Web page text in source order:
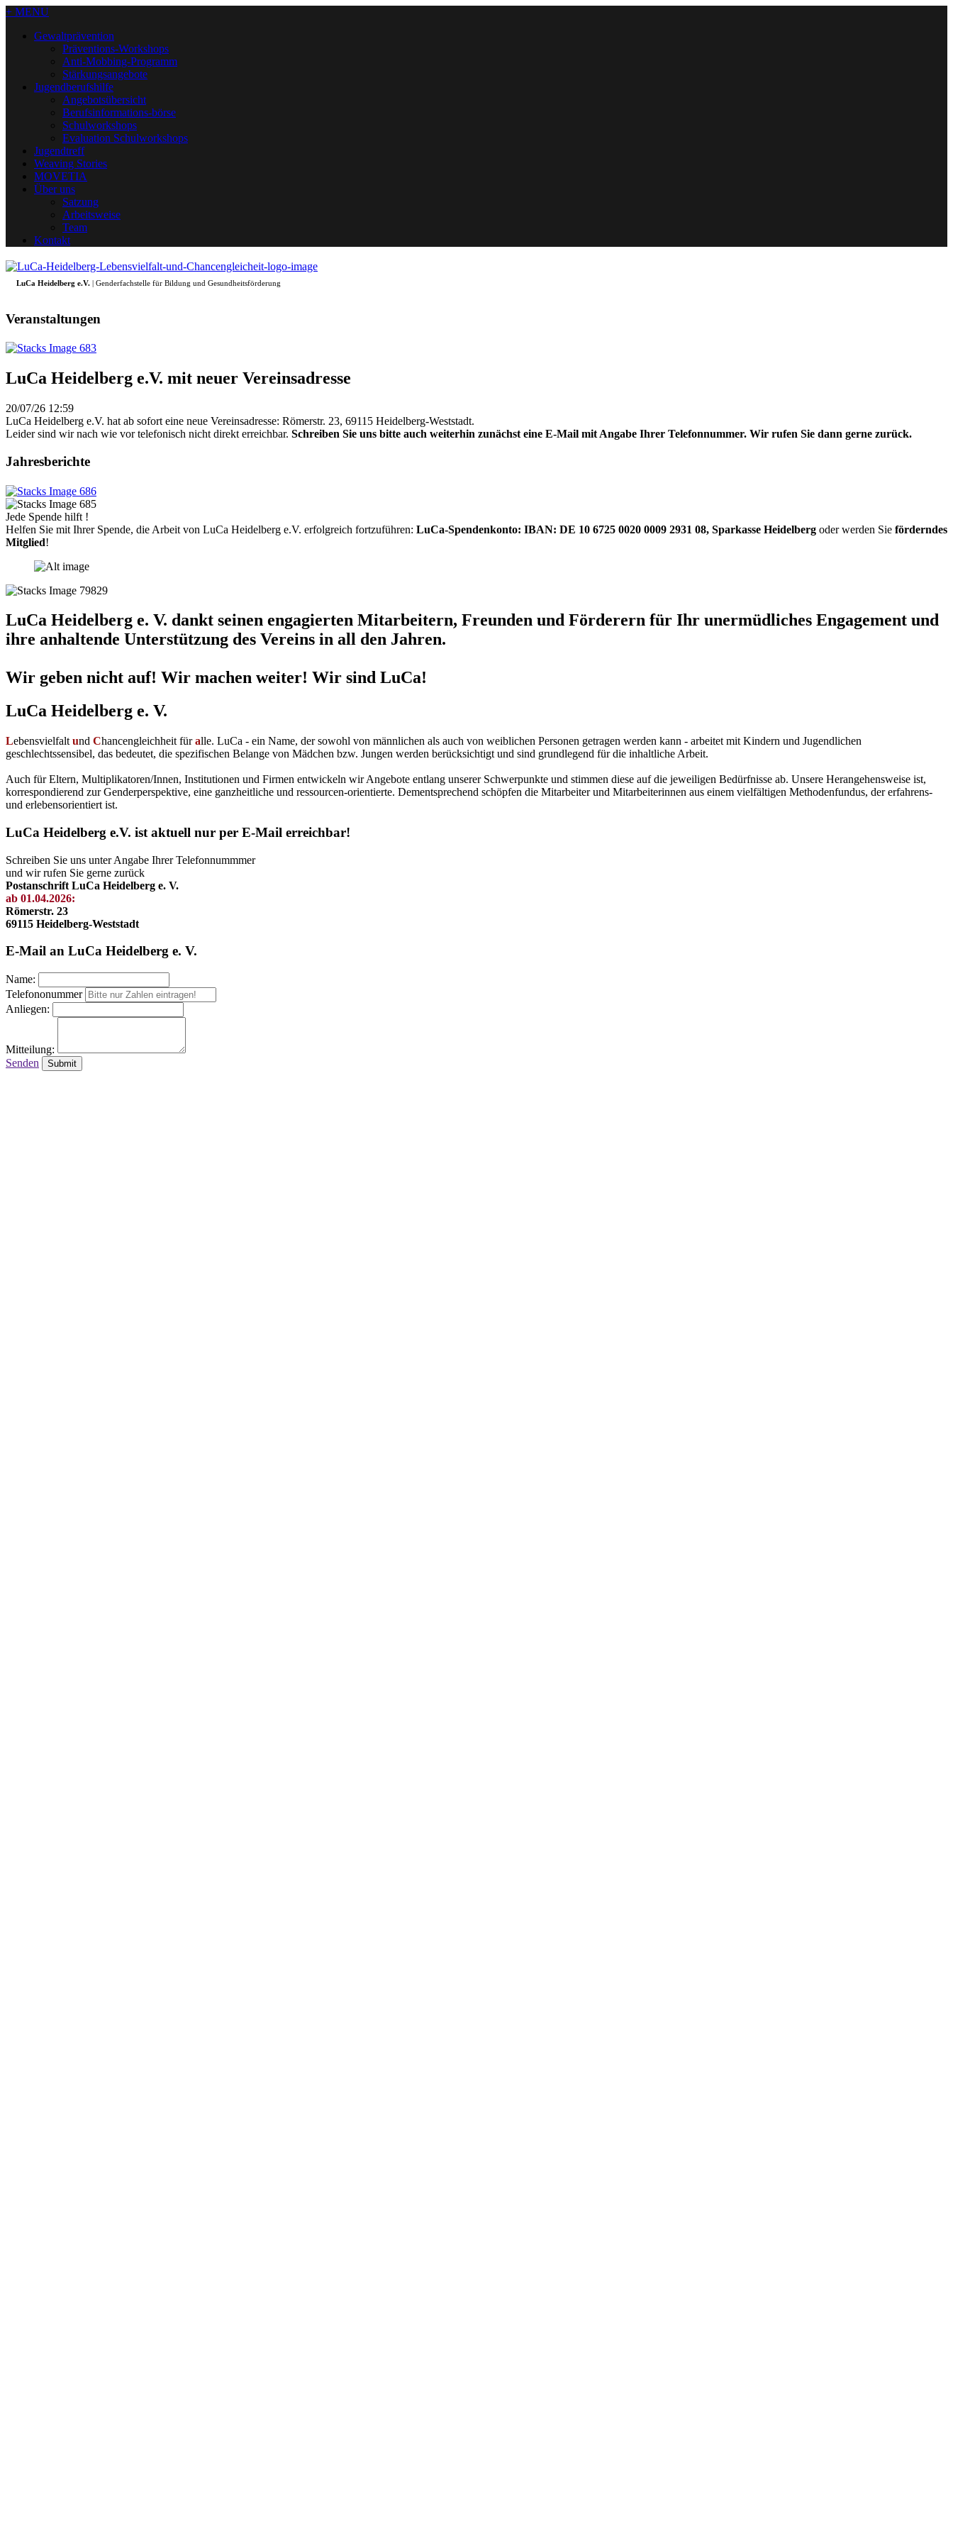
+ MENU
Gewaltprävention
Präventions-Workshops
Anti-Mobbing-Programm
Stärkungsangebote
Jugendberufshilfe
Angebotsübersicht
Berufsinformations-börse
Schulworkshops
Evaluation Schulworkshops
Jugendtreff
Weaving Stories
MOVETIA
Über uns
Satzung
Arbeitsweise
Team
Kontakt
LuCa Heidelberg e.V. | Genderfachstelle für Bildung und Gesundheitsförderung
Veranstaltungen
LuCa Heidelberg e.V. mit neuer Vereinsadresse
20/07/26 12:59
LuCa Heidelberg e.V. hat ab sofort eine neue Vereinsadresse: Römerstr. 23, 69115 Heidelberg-Weststadt.
Leider sind wir nach wie vor telefonisch nicht direkt erreichbar. Schreiben Sie uns bitte auch weiterhin zunächst eine E-Mail mit Angabe Ihrer Telefonnummer. Wir rufen Sie dann gerne zurück.
Jahresberichte
Jede Spende hilft !
Helfen Sie mit Ihrer Spende, die Arbeit von LuCa Heidelberg e.V. erfolgreich fortzuführen: LuCa-Spendenkonto: IBAN: DE 10 6725 0020 0009 2931 08, Sparkasse Heidelberg oder werden Sie förderndes
Mitglied!
LuCa Heidelberg e. V. dankt seinen engagierten Mitarbeitern, Freunden und Förderern für Ihr unermüdliches Engagement und
ihre anhaltende Unterstützung des Vereins in all den Jahren.
Wir geben nicht auf! Wir machen weiter! Wir sind LuCa!
LuCa Heidelberg e. V.
Lebensvielfalt und Chancengleichheit füralle. LuCa - ein Name, der sowohl von männlichen als auch von weiblichen Personen getragen werden kann - arbeitet mit Kindern und Jugendlichen
geschlechtssensibel, das bedeutet, die spezifischen Belange von Mädchen bzw. Jungen werden berücksichtigt und sind grundlegend für die inhaltliche Arbeit.
Auch für Eltern, Multiplikatoren/Innen, Institutionen und Firmen entwickeln wir Angebote entlang unserer Schwerpunkte und stimmen diese auf die jeweiligen Bedürfnisse ab. Unsere Herangehensweise ist,
korrespondierend zur Genderperspektive, eine ganzheitliche und ressourcen-orientierte. Dementsprechend schöpfen die Mitarbeiter und Mitarbeiterinnen aus einem vielfältigen Methodenfundus, der erfahrens-
und erlebensorientiert ist.
LuCa Heidelberg e.V. ist aktuell nur per E-Mail erreichbar!
Schreiben Sie uns unter Angabe Ihrer Telefonnummmer
und wir rufen Sie gerne zurück
Postanschrift LuCa Heidelberg e. V.
ab 01.04.2026:
Römerstr. 23
69115 Heidelberg-Weststadt
E-Mail an LuCa Heidelberg e. V.
Name:
Telefononummer
Anliegen:
Mitteilung:
Senden